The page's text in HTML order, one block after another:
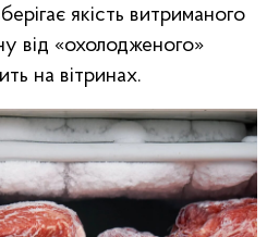
якість витриманого
від «охолодженого»
на вітринах.